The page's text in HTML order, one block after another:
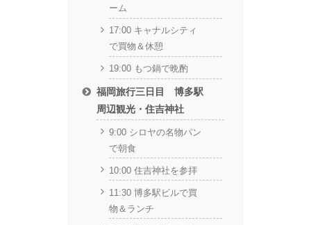
ーム
17:00 キャナルシティ
で買物＆休憩
19:00 もつ鍋で晩酌
福岡旅行三日目 博多駅
周辺観光・住吉神社
9:00 シロヤの名物パン
で朝食
10:00 住吉神社を参拝
11:30 博多駅ビルで買
物＆ランチ